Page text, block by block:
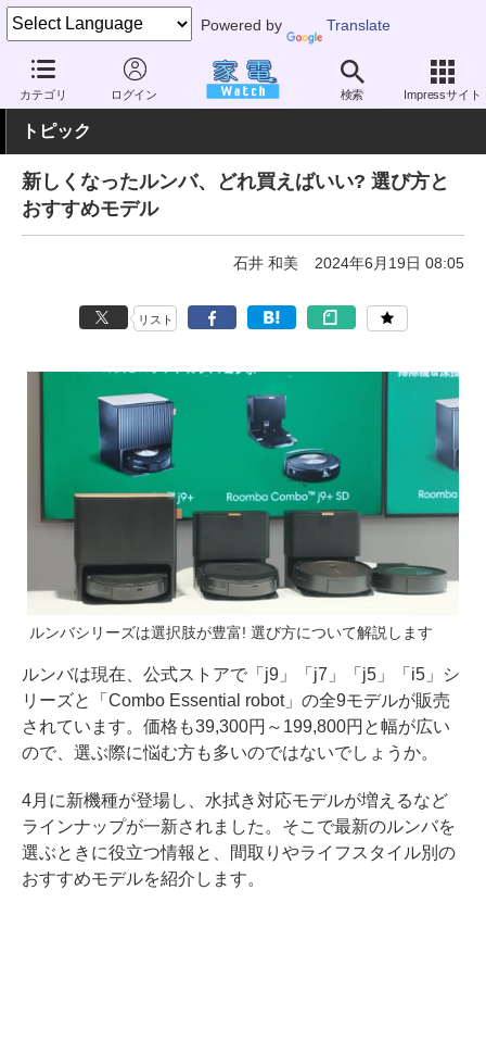
Powered by Translate
カテゴリ ログイン 検索 Impressサイト
家電 Watch 生活家電 掃除機 ロボット掃除機
トピック
新しくなったルンバ、どれ買えばいい? 選び方と
おすすめモデル
石井 和美 2024年6月19日 08:05
リスト
ルンバシリーズは選択肢が豊富! 選び方について解説します
ルンバは現在、公式ストアで「j9」「j7」「j5」「i5」シ
リーズと「Combo Essential robot」の全9モデルが販売
されています。価格も39,300円～199,800円と幅が広い
ので、選ぶ際に悩む方も多いのではないでしょうか。
4月に新機種が登場し、水拭き対応モデルが増えるなど
ラインナップが一新されました。そこで最新のルンバを
選ぶときに役立つ情報と、間取りやライフスタイル別の
おすすめモデルを紹介します。